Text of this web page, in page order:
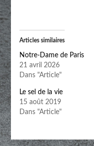
Articles similaires
Notre-Dame de Paris
21 avril 2026
Dans "Article"
Le sel de la vie
15 août 2019
Dans "Article"